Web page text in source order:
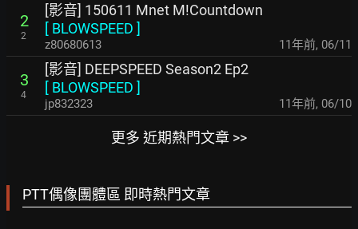
2
2
[影音] 150611 Mnet M!Countdown
[ BLOWSPEED ]
z80680613 11年前, 06/11
3
4
[影音] DEEPSPEED Season2 Ep2
[ BLOWSPEED ]
jp832323 11年前, 06/10
更多 近期熱門文章 >>
PTT偶像團體區 即時熱門文章